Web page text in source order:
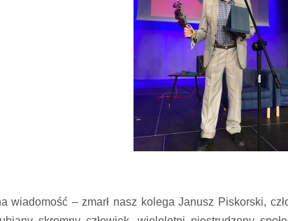
wiadomość – zmarł nasz kolega Janusz Piskorski,